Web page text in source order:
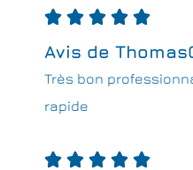
    
Avis de
Très bon
rapide
    